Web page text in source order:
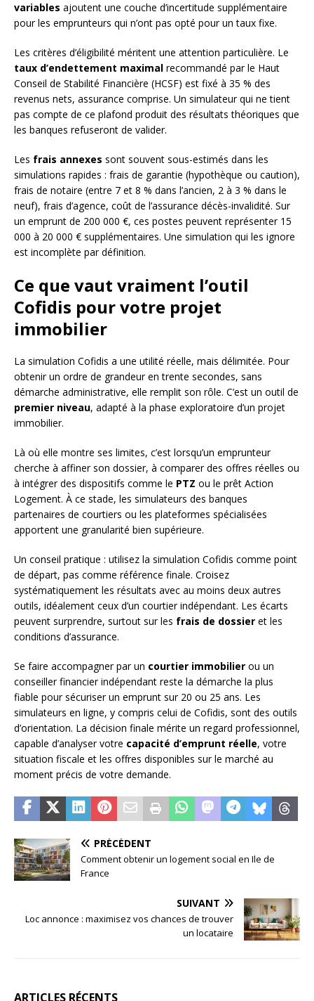
variables ajoutent une couche d’incertitude supplémentaire
pour les emprunteurs qui n’ont pas opté pour un taux fixe.
Les critères d’éligibilité méritent une attention particulière. Le
taux d’endettement maximal recommandé par le Haut
Conseil de Stabilité Financière (HCSF) est fixé à 35 % des
revenus nets, assurance comprise. Un simulateur qui ne tient
pas compte de ce plafond produit des résultats théoriques que
les banques refuseront de valider.
Les frais annexes sont souvent sous-estimés dans les
simulations rapides : frais de garantie (hypothèque ou caution),
frais de notaire (entre 7 et 8 % dans l’ancien, 2 à 3 % dans le
neuf), frais d’agence, coût de l’assurance décès-invalidité. Sur
un emprunt de 200 000 €, ces postes peuvent représenter 15
000 à 20 000 € supplémentaires. Une simulation qui les ignore
est incomplète par définition.
Ce que vaut vraiment l’outil
Cofidis pour votre projet
immobilier
La simulation Cofidis a une utilité réelle, mais délimitée. Pour
obtenir un ordre de grandeur en trente secondes, sans
démarche administrative, elle remplit son rôle. C’est un outil de
premier niveau, adapté à la phase exploratoire d’un projet
immobilier.
Là où elle montre ses limites, c’est lorsqu’un emprunteur
cherche à affiner son dossier, à comparer des offres réelles ou
à intégrer des dispositifs comme le PTZ ou le prêt Action
Logement. À ce stade, les simulateurs des banques
partenaires de courtiers ou les plateformes spécialisées
apportent une granularité bien supérieure.
Un conseil pratique : utilisez la simulation Cofidis comme point
de départ, pas comme référence finale. Croisez
systématiquement les résultats avec au moins deux autres
outils, idéalement ceux d’un courtier indépendant. Les écarts
peuvent surprendre, surtout sur les frais de dossier et les
conditions d’assurance.
Se faire accompagner par un courtier immobilier ou un
conseiller financier indépendant reste la démarche la plus
fiable pour sécuriser un emprunt sur 20 ou 25 ans. Les
simulateurs en ligne, y compris celui de Cofidis, sont des outils
d’orientation. La décision finale mérite un regard professionnel,
capable d’analyser votre capacité d’emprunt réelle, votre
situation fiscale et les offres disponibles sur le marché au
moment précis de votre demande.
PRÉCÉDENT
Comment obtenir un logement social en Ile de
France
SUIVANT
Loc annonce : maximisez vos chances de trouver
un locataire
ARTICLES RÉCENTS